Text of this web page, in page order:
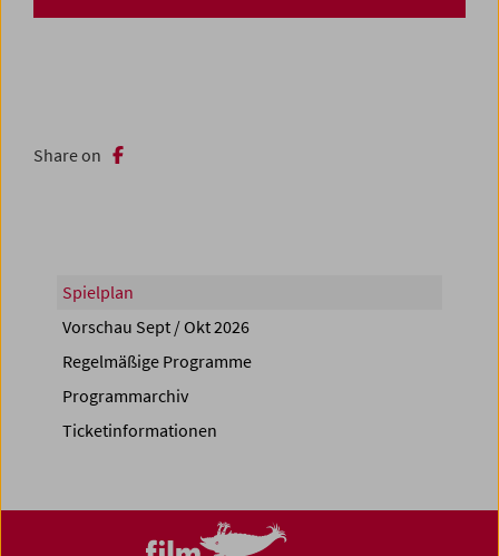
Share on
Spielplan
Vorschau Sept / Okt 2026
Regelmäßige Programme
Programmarchiv
Ticketinformationen